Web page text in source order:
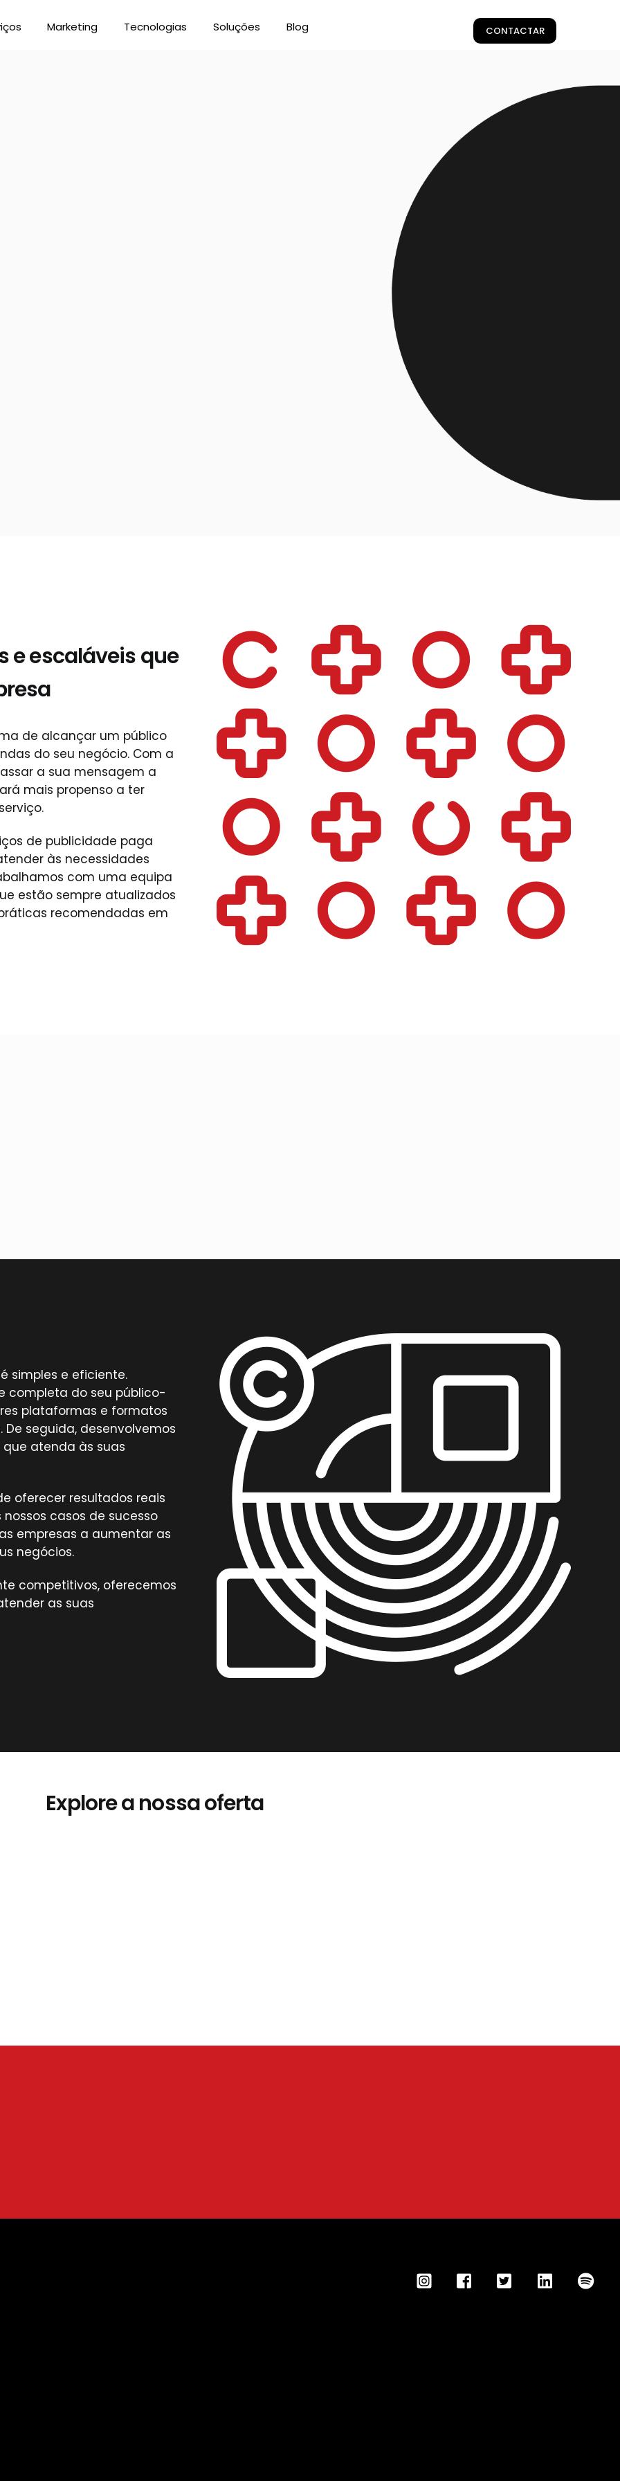
Marketing Tecnologias Soluções Blog CONTACTAR
e escaláveis que
de alcançar um público
do seu negócio. Com a
a sua mensagem a
mais propenso a ter
de publicidade paga
às necessidades
com uma equipa
estão sempre atualizados
recomendadas em
simples e eficiente.
completa do seu público-
plataformas e formatos
seguida, desenvolvemos
atenda às suas
oferecer resultados reais
casos de sucesso
empresas a aumentar as
negócios.
competitivos, oferecemos
as suas
Explore a nossa oferta